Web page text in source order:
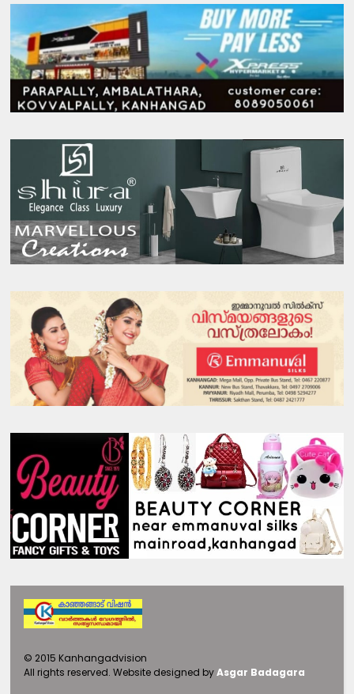
© 2015 Kanhangadvision
All rights reserved. Website designed byAsgar Badagara